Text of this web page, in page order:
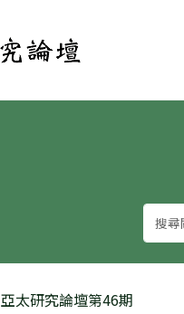
壇
亞太研究論壇第46期